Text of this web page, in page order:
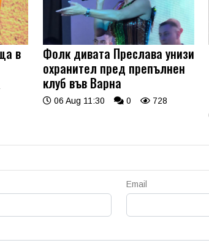
в
Фолк дивата Преслава унизи
охранител пред препълнен
клуб във Варна
06 Aug 11:30 0 728
Email